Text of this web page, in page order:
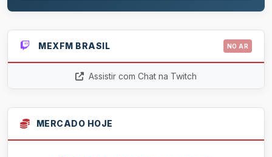
MEXFM BRASIL NO AR
Assistir com Chat na Twitch
MERCADO HOJE